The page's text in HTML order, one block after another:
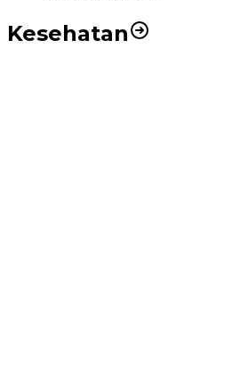
Kesehatan